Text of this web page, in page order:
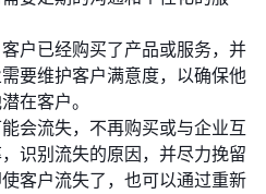
户已经购买了产品或服务，并
要维护客户满意度，以确保他
在客户。
会流失，不再购买或与企业互
识别流失的原因，并尽力挽留
客户流失了，也可以通过重新